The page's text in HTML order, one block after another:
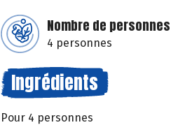
Nombre de personnes
4 personnes
Ingrédients
Pour 4 personnes